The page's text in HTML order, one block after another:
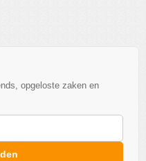
opgeloste zaken en